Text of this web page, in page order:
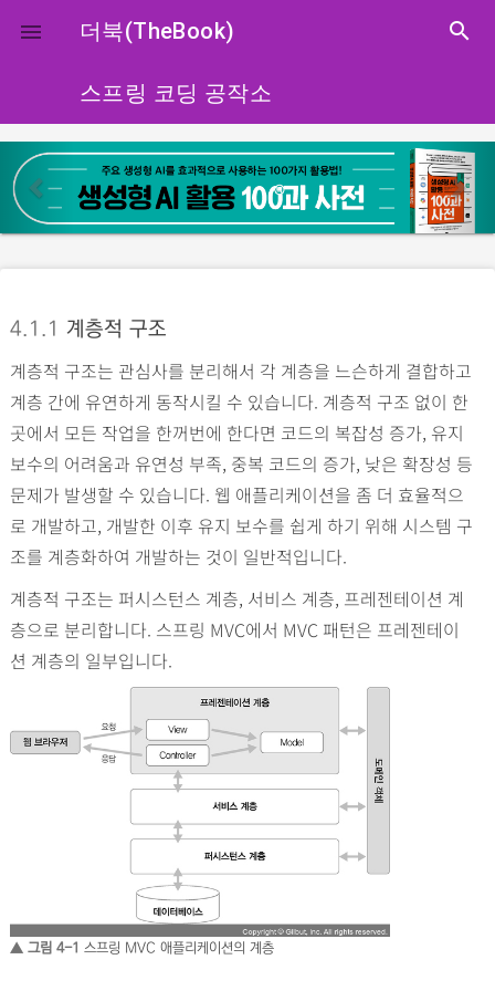
close
 더북(TheBook) search
스프링 코딩 공작소
p
r
e
u
s
n
e
x
4.1.1 계층적 구조
계층적 구조는 관심사를 분리해서 각 계층을 느슨하게 결합하고
계층 간에 유연하게 동작시킬 수 있습니다. 계층적 구조 없이 한
곳에서 모든 작업을 한꺼번에 한다면 코드의 복잡성 증가, 유지
보수의 어려움과 유연성 부족, 중복 코드의 증가, 낮은 확장성 등
문제가 발생할 수 있습니다. 웹 애플리케이션을 좀 더 효율적으
로 개발하고, 개발한 이후 유지 보수를 쉽게 하기 위해 시스템 구
조를 계층화하여 개발하는 것이 일반적입니다.
계층적 구조는 퍼시스턴스 계층, 서비스 계층, 프레젠테이션 계
층으로 분리합니다. 스프링 MVC에서 MVC 패턴은 프레젠테이
션 계층의 일부입니다.
▲ 그림 4-1 스프링 MVC 애플리케이션의 계층